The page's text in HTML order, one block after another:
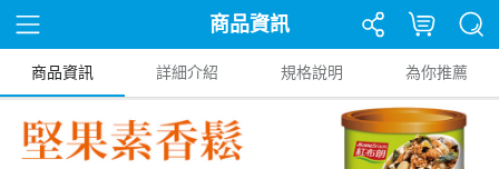
商品資訊
商品資訊 詳細介紹 規格說明 為你推薦